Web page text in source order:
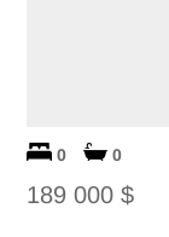
0 0
189 000 $